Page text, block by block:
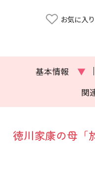
お気に入り
基本情報 ▼
関
徳川家康の母「